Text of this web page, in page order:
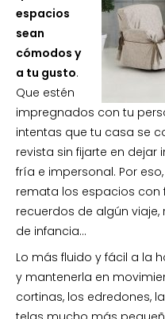
espacios
sean
cómodos y
a tu gusto.
Que estén
impregnados con tu
intentas que tu casa se
revista sin fijarte en dejar
fría e impersonal. Por
remata los espacios
recuerdos de algún
de infancia…
Lo más fluido y fácil a la
y mantenerla en
cortinas, los edredones,